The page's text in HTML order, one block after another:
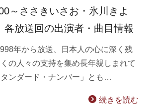
～ささきいさお・氷川きよ
放送回の出演者・曲目情報
年から放送、日本人の心に深く残
の人々の支持を集め長年親しまれて
ンダード・ナンバー」とも…
続きを読む